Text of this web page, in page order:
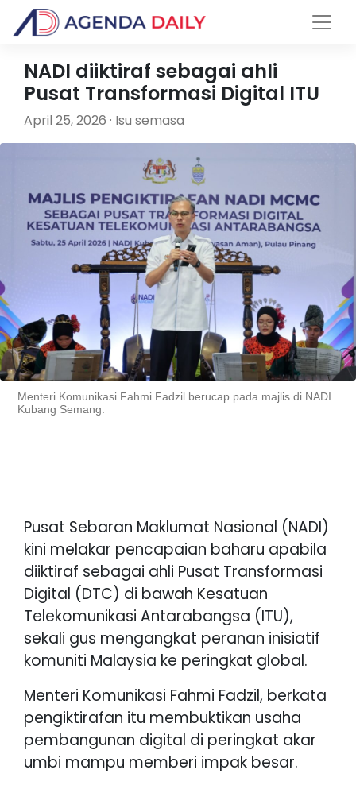
NADI diiktiraf sebagai ahli
Pusat Transformasi Digital ITU
April 25, 2026 · Isu semasa
Menteri Komunikasi Fahmi Fadzil berucap pada majlis di NADI
Kubang Semang.
Pusat Sebaran Maklumat Nasional (NADI)
kini melakar pencapaian baharu apabila
diiktiraf sebagai ahli Pusat Transformasi
Digital (DTC) di bawah Kesatuan
Telekomunikasi Antarabangsa (ITU),
sekali gus mengangkat peranan inisiatif
komuniti Malaysia ke peringkat global.
Menteri Komunikasi Fahmi Fadzil, berkata
pengiktirafan itu membuktikan usaha
pembangunan digital di peringkat akar
umbi mampu memberi impak besar.